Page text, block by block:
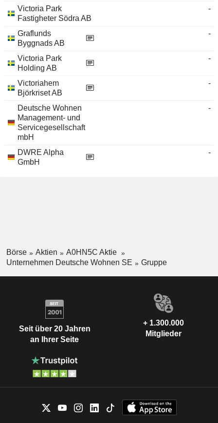
Victoria Park
Fastigheter Södra AB
-
Graflunds
Byggnads AB
-
Victoria Park
Holding AB
-
Victoriahem
Björkriset AB
-
Deutsche Wohnen
Management- und
Servicegesellschaft
mbH
-
DWRE Alpha
GmbH
-
Börse Aktien
A0HN5C Aktie
Unternehmen Deutsche Wohnen SE
Gruppe
Seit über 20 Jahren
an Ihrer Seite
+ 1.300.000
Mitglieder